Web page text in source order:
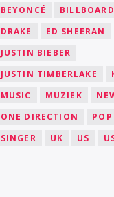
BEYONCÉ
BILLBOARD
DRAKE
ED SHEERAN
JUSTIN BIEBER
JUSTIN TIMBERLAKE
MUSIC
MUZIEK
ONE DIRECTION
POP
SINGER
UK US